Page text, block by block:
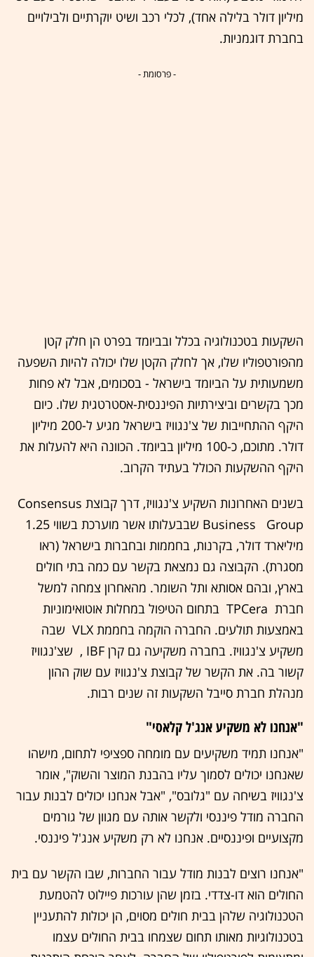
מיליון דולר בלילה אחד), לכלי רכב ושיט יוקרתיים ולבילויים
בחברת דוגמניות.
- פרסומת -
השקעות בטכנולוגיה בכלל ובביומד בפרט הן חלק קטן
מהפורטפוליו שלו, אך לחלק הקטן שלו יכולה להיות השפעה
משמעותית על הביומד בישראל - בסכומים, אבל לא פחות
מכך בקשרים וביצירתיות הפיננסית-אסטרטגית שלו. כיום
היקף ההתחייבות של צ'נגוויז בישראל מגיע ל-‭200‬ מיליון
דולר. מתוכם, כ-‭100‬ מיליון בביומד. הכוונה היא להעלות את
היקף ההשקעות הכולל בעתיד הקרוב.
בשנים האחרונות השקיע צ'נגוויז, דרך קבוצת ‭ Consensus
מיליארד דולר, בקרנות, בחממות ובחברות בישראל (ראו
מסגרת). הקבוצה גם נמצאת בקשר עם כמה בתי חולים
בארץ, ובהם אסותא ותל השומר. מהאחרון צמחה למשל
חברת ‭ TPCera ‬ בתחום הטיפול במחלות אוטואימוניות
באמצעות תולעים. החברה הוקמה בחממת ‭ VLX‬ שבה
משקיע צ'נגוויז. בחברה משקיעה גם קרן ‭ , IBF‬ שצ'נגוויז
קשור בה. את הקשר של קבוצת צ'נגוויז עם שוק ההון
מנהלת חברת סייבל השקעות זה שנים רבות.
"אנחנו לא משקיע אנג'ל קלאסי"
"אנחנו תמיד משקיעים עם מומחה ספציפי לתחום, מישהו
שאנחנו יכולים לסמוך עליו בהבנת המוצר והשוק", אומר
צ'נגוויז בשיחה עם "גלובס", "אבל אנחנו יכולים לבנות עבור
החברה מודל פיננסי ולקשר אותה עם מגוון של גורמים
מקצועיים ופיננסיים. אנחנו לא רק משקיע אנג'ל פיננסי.
"אנחנו רוצים לבנות מודל עבור החברות, שבו הקשר עם בית
החולים הוא דו-צדדי. בזמן שהן עורכות פיילוט להטמעת
הטכנולוגיה שלהן בבית חולים מסוים, הן יכולות להתעניין
בטכנולוגיות מאותו תחום שצמחו בבית החולים עצמו